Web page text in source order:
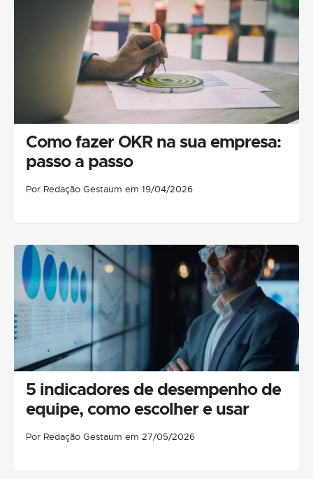
Como fazer OKR na sua empresa:
passo a passo
Por Redação Gestaum em 19/04/2026
5 indicadores de desempenho de
equipe, como escolher e usar
Por Redação Gestaum em 27/05/2026